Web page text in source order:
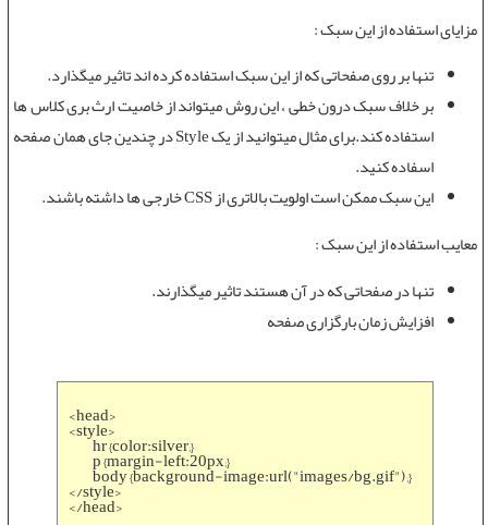
مزایای استفاده از این سبک :
تنها بر روی صفحاتی که از این سبک استفاده کرده اند تاثیر میگذارد.
بر خلاف سبک درون خطی ، این روش میتواند از خاصیت ارث بری کلاس ها
استفاده کند.برای مثال میتوانید از یک Style در چندین جای همان صفحه
اسفاده کنید.
این سبک ممکن است اولویت بالاتری ازCSS خارجی
ها داشته باشند.
معایب استفاده از این سبک :
تنها در صفحاتی که در آن هستند تاثیر میگذارند.
افزایش زمان بارگزاری صفحه
<head>
<style>
hr {color:silver;}
p {margin-left:20px;}
body {background-image:url("images/bg.gif");}
</style>
</head>